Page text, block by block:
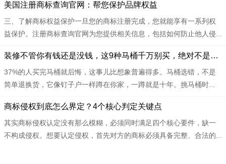
​​美国注册商标查询官网：帮您保护品牌权益
三、了解商标权益保护一旦您的商标注册完成，您就能享有一系列权
益保护。注册商标查询官网为您提供相关信息，包括如何防止他人侵...
​​装修不管你有钱还是没钱，这9种马桶千万别买，绝对不是瞎说
37%的人买完马桶就后悔，这事儿比想象普遍得多。马桶选错，不是
简单退换货，它像钉子户一样蹲在你家，一蹲就是十年。挑马桶时...
​​商标侵权到底怎么界定？4个核心判定关键点
其实商标侵权认定没有那么模糊，必须同时满足四个核心要件，缺一
不构成侵权。想要认定侵权，首先对方的商标必须具备完整、合法的...